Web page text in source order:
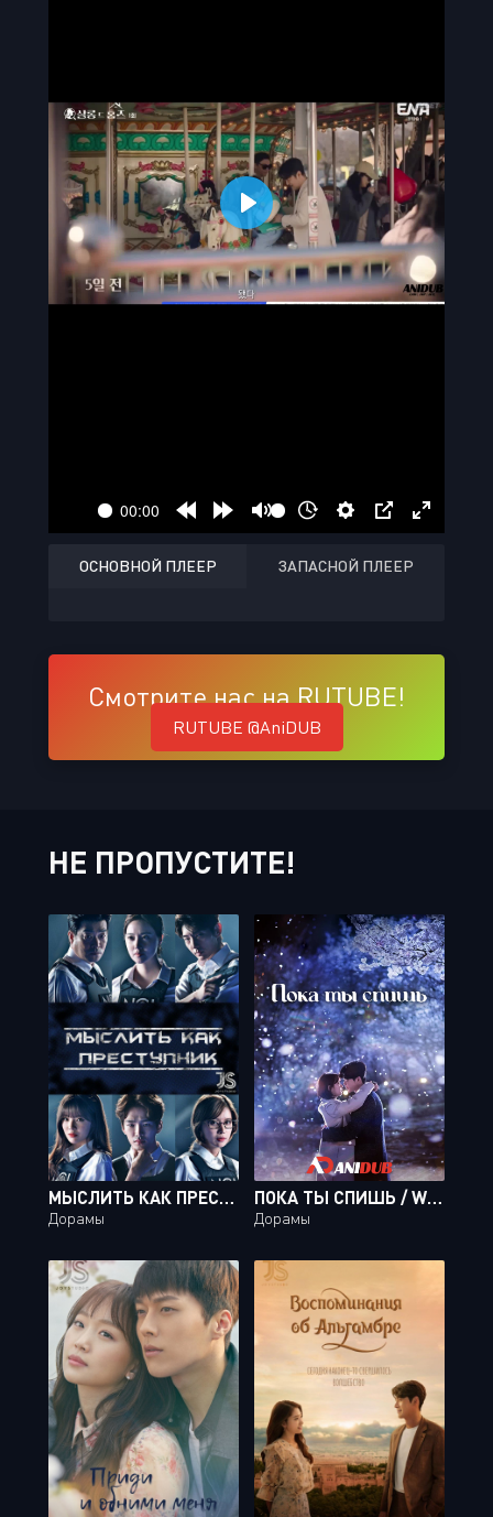
ОСНОВНОЙ ПЛЕЕР ЗАПАСНОЙ ПЛЕЕР
Смотрите нас на RUTUBE!
RUTUBE @AniDUB
НЕ ПРОПУСТИТЕ!
МЫСЛИТЬ КАК ПРЕСТУПНИК / CRIMINAL MINDS [20 ИЗ 20]
Дорамы
ПОКА ТЫ СПИШЬ / WHILE YOU WERE SLEEPING [32 ИЗ 32]
Дорамы